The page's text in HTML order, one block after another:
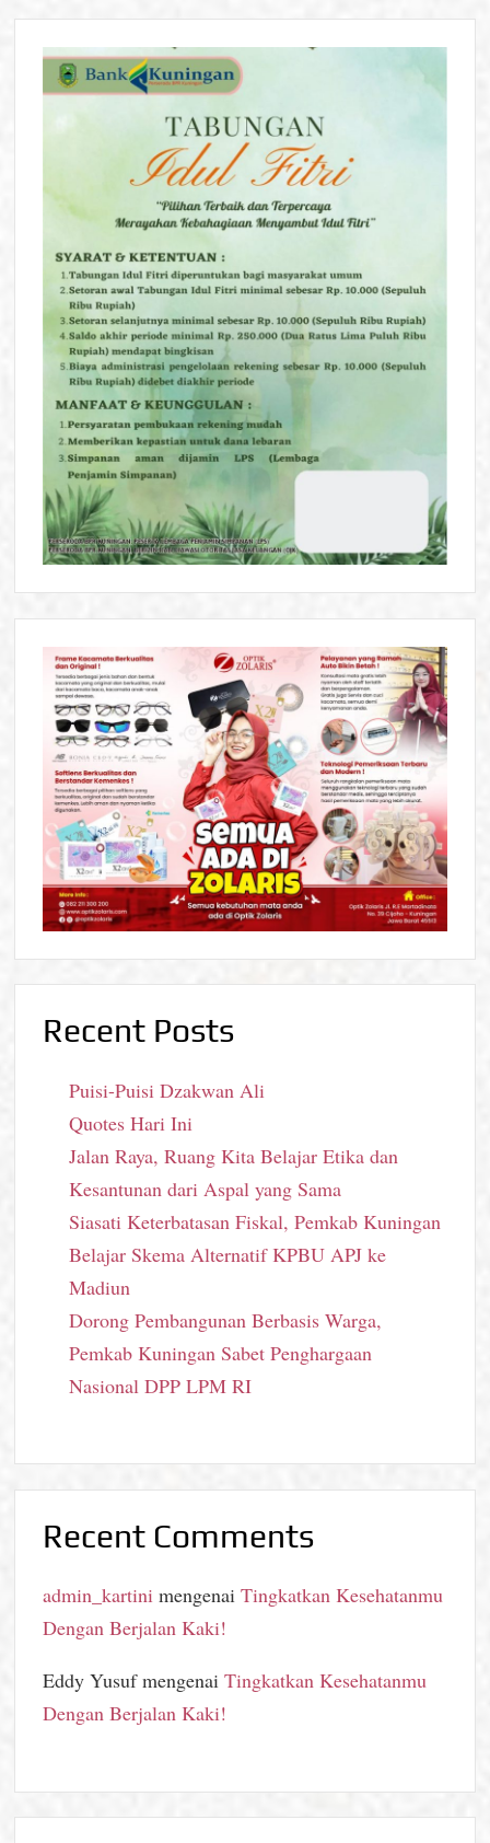
Recent Posts
Puisi-Puisi Dzakwan Ali
Quotes Hari Ini
Jalan Raya, Ruang Kita Belajar Etika dan
Kesantunan dari Aspal yang Sama
Siasati Keterbatasan Fiskal, Pemkab Kuningan
Belajar Skema Alternatif KPBU APJ ke
Madiun
Dorong Pembangunan Berbasis Warga,
Pemkab Kuningan Sabet Penghargaan
Nasional DPP LPM RI
Recent Comments
admin_kartini mengenaiTingkatkan Kesehatanmu
Dengan Berjalan Kaki!
Eddy YusufmengenaiTingkatkan Kesehatanmu
Dengan Berjalan Kaki!